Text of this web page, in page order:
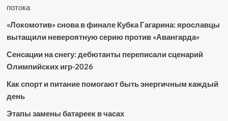
потока
«Локомотив» снова в финале Кубка Гагарина: ярославцы
вытащили невероятную серию против «Авангарда»
Сенсации на снегу: дебютанты переписали сценарий
Олимпийских игр-2026
Как спорт и питание помогают быть энергичным каждый
день
Этапы замены батареек в часах